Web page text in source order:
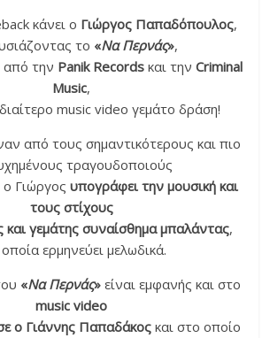
κάνει ο Γιώργος Παπαδόπουλος,
το «Να Περνάς»,
από την Panik Records και τηνCriminal
Music,
music video γεμάτο δράση!
από τους σημαντικότερους και πιο
τραγουδοποιούς
ο Γιώργοςυπογράφει την μουσική και
τους στίχους
και γεμάτης συναίσθημα μπαλάντας,
ερμηνεύει μελωδικά.
«Να Περνάς»είναι εμφανής και στο
music video
ο Γιάννης Παπαδάκοςκαι στο οποίο